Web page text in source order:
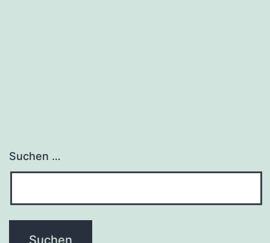
Suchen …